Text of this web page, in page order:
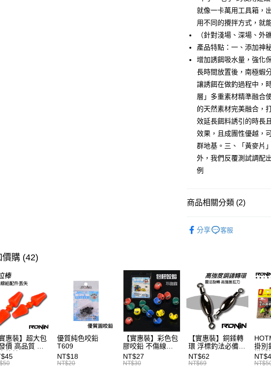
台新國際商業銀行
台灣樂天信用卡公司
2.付款方式選擇「大哥付你分
流程，驗證手機門號後，選
完成交易。
3.實際核准額度、可分期數及
消。如遇「轉專審核」未通過
無法說明評估內容。
【繳款方式說明】
1.分期款項不併入電信帳單，
醒簡訊。
2.透過簡訊連結打開帳單後，
帳／街口支付／iPASS
【注意事項】
1.本服務係由「台灣大哥大股
款買賣價金債權讓與本公司
2.基於同意付款使用「大哥付
資料（包含姓名、電話或地
用，由本公司與您本人進行分
相關說明
AFTEE先享後付是「在收到
便利好安心！
１．簡單：不需註冊會員、不
２．便利：只要手機號碼，簡
３．安心：先確認商品／服務
【「AFTEE先享後付」結帳流
１．於結帳方式選擇「
付」結帳頁面，進行簡訊認
２．訂單成立數日內，您將
／ATM／網路銀行／等多元
※ 請注意：結帳手續完成當
絡購買商品的店家。未經商
先享後付繳納相關費用。
※ 交易是否成功請以「
是否繳費成功／繳費後需取
１．透過由恩沛科技股份有限
２．關於個人資料處理事宜，
「AFTEE先享後付」，若未
４．使用「AFTEE先享後付
即時審查核予不同之上限額
結果請求用戶進行身份認證。
５．嚴禁一人註冊多個帳號
形，恩沛科技股份有限公司將
ATM付款
運送方式
一般宅配（門市自取請勿
每筆NT$100，滿
離島一般宅配
每筆NT$200，滿
就像一卡萬用工具箱，
用不同的攪拌方式，就
（針對淺場、深場、外
產品特點：一、添加神
增加誘餌吸水量，強化
長時間放置後，南極蝦
讓誘餌在做釣過程中，
層」多重素材精準融合
的天然素材完美融合，
效延長餌料誘引的時長
效果，且成團性優越，
群地基。三、「黃麥片
外，我們反覆測試調配
例
商品相關分類 (2)
分享 客服
價購 (42)
惠裝】超大包
價 高品質 浮
拉棒 20入
優質純色咬鉛
T609
NT$18
NT$20
【實惠裝】彩色包
膠咬鉛 不傷線
T126
NT$27
NT$30
【實惠裝】銅錘轉
環 浮標釣法必備
T046
NT$62
NT$69
掛別
掛浮
浮標